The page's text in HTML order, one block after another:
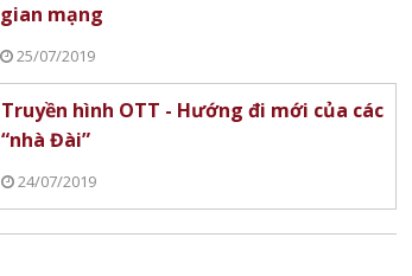
gian mạng
25/07/2019
Truyền hình OTT - Hướng đi mới của các
“nhà Đài”
24/07/2019